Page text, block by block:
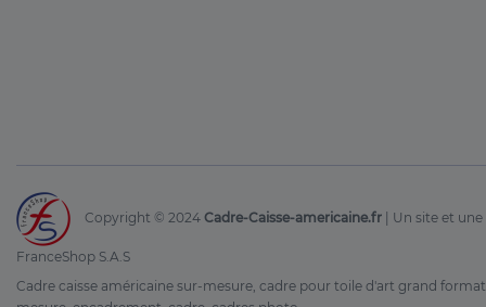
Copyright © 2024 Cadre-Caisse-americaine.fr | Un site et
FranceShop S.A.S
Cadre caisse américaine sur-mesure, cadre pour toile d'art grand